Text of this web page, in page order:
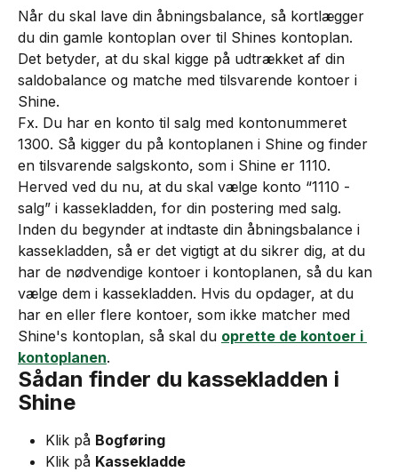
Når du skal lave din åbningsbalance, så kortlægger
du din gamle kontoplan over til Shines kontoplan.
Det betyder, at du skal kigge på udtrækket af din
saldobalance og matche med tilsvarende kontoer i
Shine.
Fx. Du har en konto til salg med kontonummeret
1300. Så kigger du på kontoplanen i Shine og finder
en tilsvarende salgskonto, som i Shine er 1110.
Herved ved du nu, at du skal vælge konto “1110 -
salg” i kassekladden, for din postering med salg.
Inden du begynder at indtaste din åbningsbalance i
kassekladden, så er det vigtigt at du sikrer dig, at du
har de nødvendige kontoer i kontoplanen, så du kan
vælge dem i kassekladden. Hvis du opdager, at du
har en eller flere kontoer, som ikke matcher med
Shine's kontoplan, så skal du oprette de kontoer i
kontoplanen.
Sådan finder du kassekladden i
Shine
Klik på Bogføring
Klik på Kassekladde